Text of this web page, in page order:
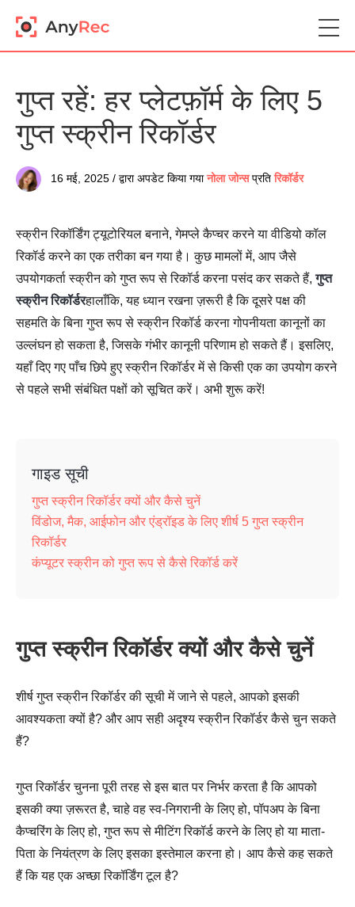
गुप्त रहें: हर प्लेटफ़ॉर्म के लिए 5
गुप्त स्क्रीन रिकॉर्डर
16 मई, 2025 / द्वारा अपडेट किया गया नोला जोन्सप्रतिरिकॉर्डर
स्क्रीन रिकॉर्डिंग ट्यूटोरियल बनाने, गेमप्ले कैप्चर करने या वीडियो कॉल
रिकॉर्ड करने का एक तरीका बन गया है। कुछ मामलों में, आप जैसे
उपयोगकर्ता स्क्रीन को गुप्त रूप से रिकॉर्ड करना पसंद कर सकते हैं,गुप्त
स्क्रीन रिकॉर्डरहालाँकि, यह ध्यान रखना ज़रूरी है कि दूसरे पक्ष की
सहमति के बिना गुप्त रूप से स्क्रीन रिकॉर्ड करना गोपनीयता कानूनों का
उल्लंघन हो सकता है, जिसके गंभीर कानूनी परिणाम हो सकते हैं। इसलिए,
यहाँ दिए गए पाँच छिपे हुए स्क्रीन रिकॉर्डर में से किसी एक का उपयोग करने
से पहले सभी संबंधित पक्षों को सूचित करें। अभी शुरू करें!
गाइड सूची
गुप्त स्क्रीन रिकॉर्डर क्यों और कैसे चुनें
विंडोज, मैक, आईफोन और एंड्रॉइड के लिए शीर्ष 5 गुप्त स्क्रीन
रिकॉर्डर
कंप्यूटर स्क्रीन को गुप्त रूप से कैसे रिकॉर्ड करें
गुप्त स्क्रीन रिकॉर्डर क्यों और कैसे चुनें
शीर्ष गुप्त स्क्रीन रिकॉर्डर की सूची में जाने से पहले, आपको इसकी
आवश्यकता क्यों है? और आप सही अदृश्य स्क्रीन रिकॉर्डर कैसे चुन सकते
हैं?
गुप्त रिकॉर्डर चुनना पूरी तरह से इस बात पर निर्भर करता है कि आपको
इसकी क्या ज़रूरत है, चाहे वह स्व-निगरानी के लिए हो, पॉपअप के बिना
कैप्चरिंग के लिए हो, गुप्त रूप से मीटिंग रिकॉर्ड करने के लिए हो या माता-
पिता के नियंत्रण के लिए इसका इस्तेमाल करना हो। आप कैसे कह सकते
हैं कि यह एक अच्छा रिकॉर्डिंग टूल है?